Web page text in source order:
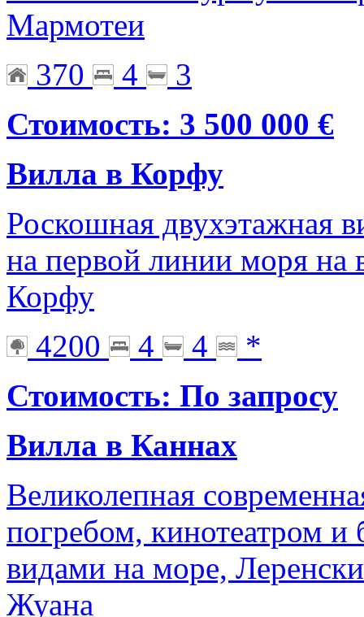
Мармотеи
370
4
3
Стоимость: 3 500 000 €
Вилла в Корфу
Роскошная двухэтажная
на первой линии моря на
Корфу
4200
4 4
*
Стоимость: По запросу
Вилла в Каннах
Великолепная
погребом, кинотеатром
видами на море,
Жуана